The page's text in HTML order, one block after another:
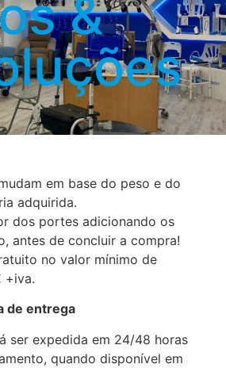
&
em base do peso e do
adquirida.
dos portes adicionando os
antes de concluir a compra!
no valor mínimo de
+iva.
de entrega
ser expedida em 24/48 horas
quando disponível em